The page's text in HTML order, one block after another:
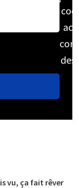
des
vu, ça fait rêver